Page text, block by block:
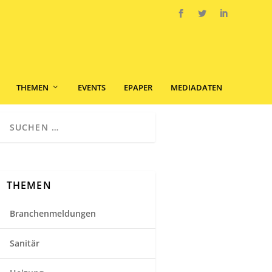
THEMEN EVENTS EPAPER MEDIADATEN
THEMEN
Branchenmeldungen
Sanitär